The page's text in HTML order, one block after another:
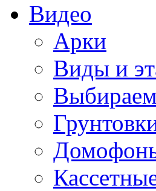
Видео
Арки
Виды и